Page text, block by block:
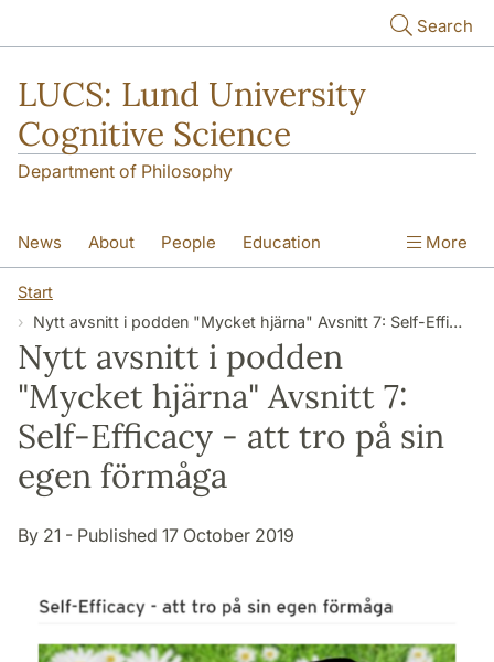
Search
LUCS: Lund University
Cognitive Science
Department of Philosophy
News About People Education
Research
More
Start
Nytt avsnitt i podden "Mycket hjärna" Avsnitt 7: Self-Efficacy - att tro på sin egen förmåga
Nytt avsnitt i podden
"Mycket hjärna" Avsnitt 7:
Self-Efficacy - att tro på sin
egen förmåga
By 21 - Published 17 October 2019